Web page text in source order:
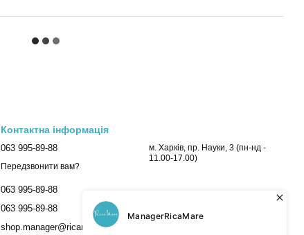
Контактна інформація
063 995-89-88
Передзвонити вам?
063 995-89-88
063 995-89-88
shop.manager@ricamare.com.ua
м. Харків, пр. Науки, 3 (пн-нд -
11.00-17.00)